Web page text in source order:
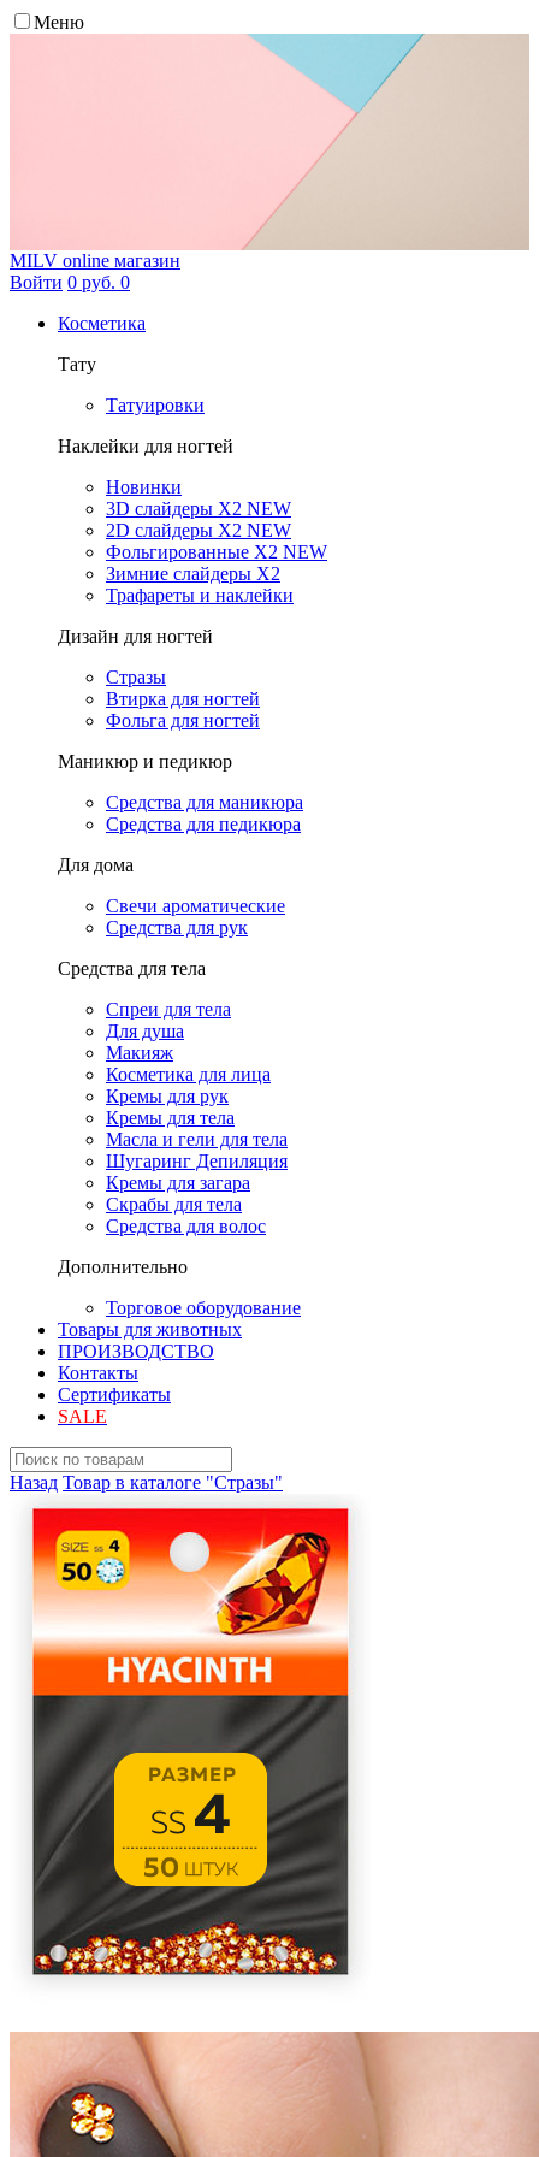
Меню
MILV online магазин
Войти 0 руб. 0
Косметика
Тату
Татуировки
Наклейки для ногтей
Новинки
3D слайдеры X2 NEW
2D слайдеры X2 NEW
Фольгированные X2 NEW
Зимние слайдеры Х2
Трафареты и наклейки
Дизайн для ногтей
Стразы
Втирка для ногтей
Фольга для ногтей
Маникюр и педикюр
Средства для маникюра
Средства для педикюра
Для дома
Свечи ароматические
Средства для рук
Средства для тела
Спреи для тела
Для душа
Макияж
Косметика для лица
Кремы для рук
Кремы для тела
Масла и гели для тела
Шугаринг Депиляция
Кремы для загара
Скрабы для тела
Средства для волос
Дополнительно
Торговое оборудование
Товары для животных
ПРОИЗВОДСТВО
Контакты
Сертификаты
SALE
Назад Товар в каталоге "Стразы"